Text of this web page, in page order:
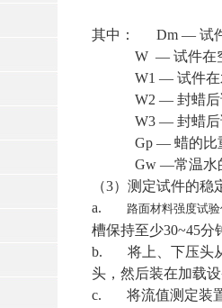
其中： Dm — 试
W — 试件在空
W1 — 试件在
W2 — 封蜡后
W3 — 封蜡后
Gp — 蜡的比
Gw —常温水
（3）测定试件的稳
a.
路面材料强度试
槽保持至少30~45
b. 将上、下压头从
头，然后装在加载
c. 将流值测定装置